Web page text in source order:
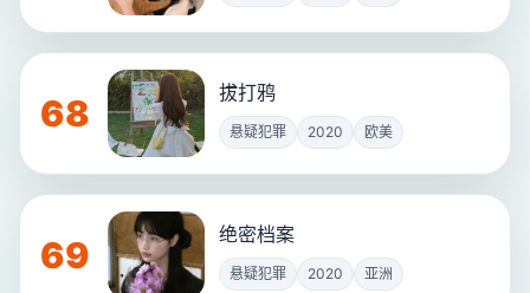
68 拔打鸦
悬疑犯罪 2020 欧美
69 绝密档案
悬疑犯罪 2020 亚洲